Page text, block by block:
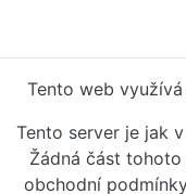
Tento web
Tento server je jak
Žádná část
obchodní